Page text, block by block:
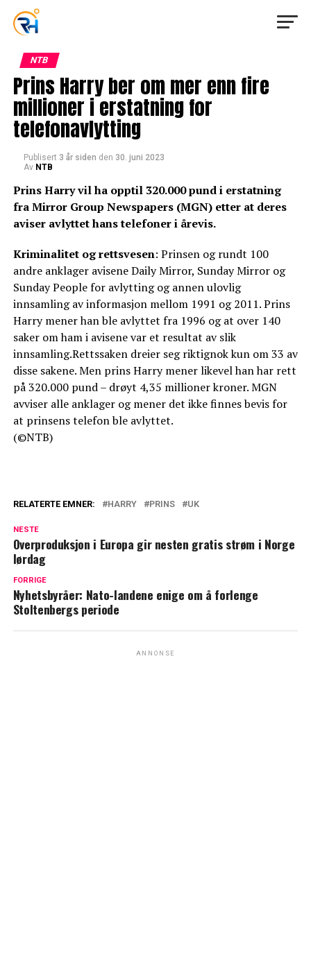
NTB
Prins Harry ber om mer enn fire
millioner i erstatning for
telefonavlytting
Publisert 3 år siden den 30. juni 2023
Av NTB
Prins Harry vil ha opptil 320.000 pund i erstatning
fra Mirror Group Newspapers (MGN) etter at deres
aviser avlyttet hans telefoner i årevis.
Kriminalitet og rettsvesen: Prinsen og rundt 100
andre anklager avisene Daily Mirror, Sunday Mirror og
Sunday People for avlytting og annen ulovlig
innsamling av informasjon mellom 1991 og 2011. Prins
Harry mener han ble avlyttet fra 1996 og at over 140
saker om ham i avisene var et resultat av slik
innsamling.Rettssaken dreier seg riktignok kun om 33 av
disse sakene. Men prins Harry mener likevel han har rett
på 320.000 pund – drøyt 4,35 millioner kroner. MGN
avviser alle anklager og mener det ikke finnes bevis for
at prinsens telefon ble avlyttet.
(©NTB)
RELATERTE EMNER: HARRY PRINS UK
NESTE
Overproduksjon i Europa gir nesten gratis strøm i Norge
lørdag
FORRIGE
Nyhetsbyråer: Nato-landene enige om å forlenge
Stoltenbergs periode
ANNONSE